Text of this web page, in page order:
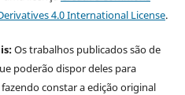
4.0 International License.
Os trabalhos publicados são de
poderão dispor deles para
constar a edição original